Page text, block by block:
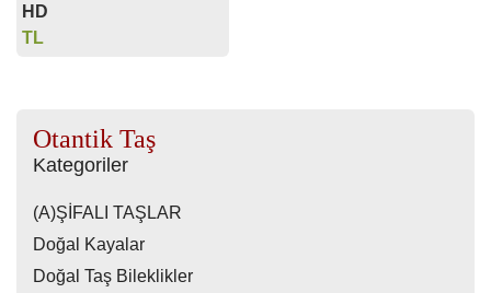
HD
TL
Otantik Taş
Kategoriler
(A)ŞİFALI TAŞLAR
Doğal Kayalar
Doğal Taş Bileklikler